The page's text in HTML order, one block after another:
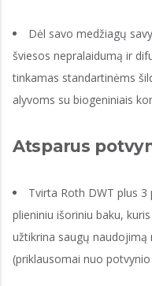
Dėl savo medžiagų
šviesos nepralaidumą ir
tinkamas standartinėms
alyvoms su biogeniniais
Atsparus
Tvirta Roth DWT plus
plieniniu išoriniu baku,
užtikrina saugų
(priklausomai nuo